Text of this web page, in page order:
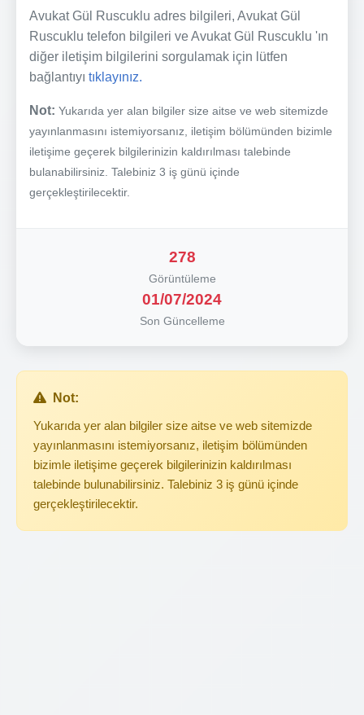
Avukat Gül Ruscuklu adres bilgileri, Avukat Gül
Ruscuklu telefon bilgileri ve Avukat Gül Ruscuklu 'ın
diğer iletişim bilgilerini sorgulamak için lütfen
bağlantıyı tıklayınız.
Not: Yukarıda yer alan bilgiler size aitse ve web sitemizde
yayınlanmasını istemiyorsanız, iletişim bölümünden bizimle
iletişime geçerek bilgilerinizin kaldırılması talebinde
bulanabilirsiniz. Talebiniz 3 iş günü içinde
gerçekleştirilecektir.
278
Görüntüleme
01/07/2024
Son Güncelleme
Not:
Yukarıda yer alan bilgiler size aitse ve web sitemizde
yayınlanmasını istemiyorsanız, iletişim bölümünden
bizimle iletişime geçerek bilgilerinizin kaldırılması
talebinde bulunabilirsiniz. Talebiniz 3 iş günü içinde
gerçekleştirilecektir.